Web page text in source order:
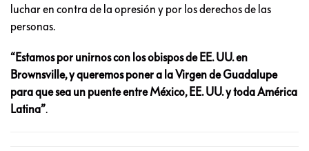
luchar en contra de la opresión y por los derechos de las
personas.
“Estamos por unirnos con los obispos de EE. UU. en
Brownsville, y queremos poner a la Virgen de Guadalupe
para que sea un puente entre México, EE. UU. y toda América
Latina”.